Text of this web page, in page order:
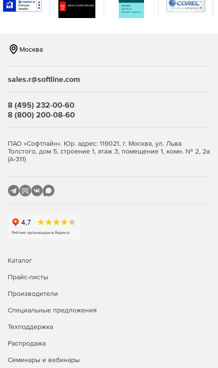
Москва
sales.r@softline.com
8 (495) 232-00-60
8 (800) 200-08-60
ПАО «Софтлайн». Юр. адрес: 119021, г. Москва, ул. Льва
Толстого, дом 5, строение 1, этаж 3, помещение 1, комн. № 2, 2а
(А-311)
Каталог
Прайс-листы
Производители
Специальные предложения
Техподдержка
Распродажа
Семинары и вебинары